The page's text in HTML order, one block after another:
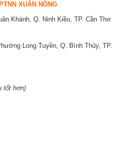
XUÂN NÔNG
Khánh, Q. Ninh Kiều, TP. Cần Thơ
Long Tuyền, Q. Bình Thủy, TP.
tốt hơn)